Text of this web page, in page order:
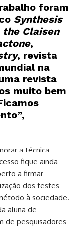
foram
Synthesis
Claisen
,
, revista
na
revista
muito bem
a técnica
fique ainda
a firmar
dos testes
à sociedade.
aluna de
de pesquisadores